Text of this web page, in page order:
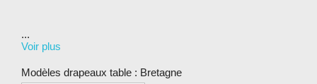
...
Voir plus
Modèles drapeaux table : Bretagne